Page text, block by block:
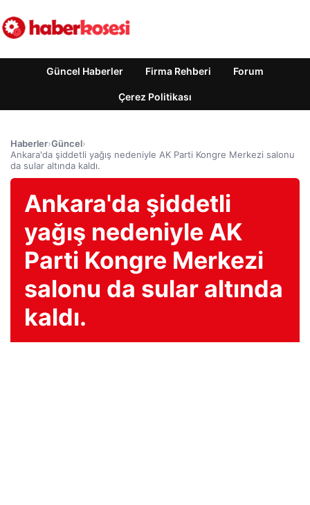
Güncel Haberler Firma Rehberi Forum
Çerez Politikası
Haberler›Güncel›
Ankara'da şiddetli yağış nedeniyle AK Parti Kongre Merkezi salonu
da sular altında kaldı.
Ankara'da şiddetli
yağış nedeniyle AK
Parti Kongre Merkezi
salonu da sular altında
kaldı.